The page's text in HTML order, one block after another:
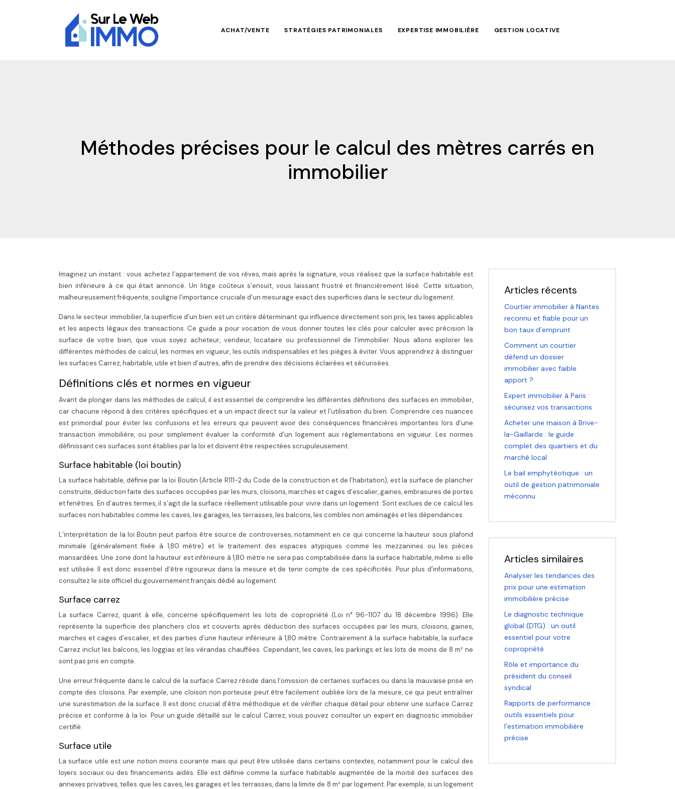
ACHAT/VENTE STRATÉGIES PATRIMONIALES EXPERTISE IMMOBILIÈRE GESTION LOCATIVE
Méthodes précises pour le calcul des mètres carrés en
immobilier
Imaginez un instant : vous achetez l’appartement de vos rêves, mais après la signature, vous réalisez que la surface habitable est
bien inférieure à ce qui était annoncé. Un litige coûteux s’ensuit, vous laissant frustré et financièrement lésé. Cette situation,
malheureusement fréquente, souligne l’importance cruciale d’un mesurage exact des superficies dans le secteur du logement.
Dans le secteur immobilier, la superficie d’un bien est un critère déterminant qui influence directement son prix, les taxes applicables
et les aspects légaux des transactions. Ce guide a pour vocation de vous donner toutes les clés pour calculer avec précision la
surface de votre bien, que vous soyez acheteur, vendeur, locataire ou professionnel de l’immobilier. Nous allons explorer les
différentes méthodes de calcul, les normes en vigueur, les outils indispensables et les pièges à éviter. Vous apprendrez à distinguer
les surfaces Carrez, habitable, utile et bien d’autres, afin de prendre des décisions éclairées et sécurisées.
Définitions clés et normes en vigueur
Avant de plonger dans les méthodes de calcul, il est essentiel de comprendre les différentes définitions des surfaces en immobilier,
car chacune répond à des critères spécifiques et a un impact direct sur la valeur et l’utilisation du bien. Comprendre ces nuances
est primordial pour éviter les confusions et les erreurs qui peuvent avoir des conséquences financières importantes lors d’une
transaction immobilière, ou pour simplement évaluer la conformité d’un logement aux réglementations en vigueur. Les normes
définissant ces surfaces sont établies par la loi et doivent être respectées scrupuleusement.
Surface habitable (loi boutin)
La surface habitable, définie par la loi Boutin (Article R111-2 du Code de la construction et de l’habitation), est la surface de plancher
construite, déduction faite des surfaces occupées par les murs, cloisons, marches et cages d’escalier, gaines, embrasures de portes
et fenêtres. En d’autres termes, il s’agit de la surface réellement utilisable pour vivre dans un logement. Sont exclues de ce calcul les
surfaces non habitables comme les caves, les garages, les terrasses, les balcons, les combles non aménagés et les dépendances.
L’interprétation de la loi Boutin peut parfois être source de controverses, notamment en ce qui concerne la hauteur sous plafond
minimale (généralement fixée à 1,80 mètre) et le traitement des espaces atypiques comme les mezzanines ou les pièces
mansardées. Une zone dont la hauteur est inférieure à 1,80 mètre ne sera pas comptabilisée dans la surface habitable, même si elle
est utilisée. Il est donc essentiel d’être rigoureux dans la mesure et de tenir compte de ces spécificités. Pour plus d’informations,
consultez le site officiel du gouvernement français dédié au logement.
Surface carrez
La surface Carrez, quant à elle, concerne spécifiquement les lots de copropriété (Loi n° 96-1107 du 18 décembre 1996). Elle
représente la superficie des planchers clos et couverts après déduction des surfaces occupées par les murs, cloisons, gaines,
marches et cages d’escalier, et des parties d’une hauteur inférieure à 1,80 mètre. Contrairement à la surface habitable, la surface
Carrez inclut les balcons, les loggias et les vérandas chauffées. Cependant, les caves, les parkings et les lots de moins de 8 m² ne
sont pas pris en compte.
Une erreur fréquente dans le calcul de la surface Carrez réside dans l’omission de certaines surfaces ou dans la mauvaise prise en
compte des cloisons. Par exemple, une cloison non porteuse peut être facilement oubliée lors de la mesure, ce qui peut entraîner
une surestimation de la surface. Il est donc crucial d’être méthodique et de vérifier chaque détail pour obtenir une surface Carrez
précise et conforme à la loi. Pour un guide détaillé sur le calcul Carrez, vous pouvez consulter un expert en diagnostic immobilier
certifié.
Surface utile
La surface utile est une notion moins courante mais qui peut être utilisée dans certains contextes, notamment pour le calcul des
loyers sociaux ou des financements aidés. Elle est définie comme la surface habitable augmentée de la moitié des surfaces des
annexes privatives, telles que les caves, les garages et les terrasses, dans la limite de 8 m² par logement. Par exemple, si un logement
Articles récents
Courtier immobilier à Nantes
reconnu et fiable pour un
bon taux d’emprunt
Comment un courtier
défend un dossier
immobilier avec faible
apport ?
Expert immobilier à Paris :
sécurisez vos transactions
Acheter une maison à Brive-
la-Gaillarde : le guide
complet des quartiers et du
marché local
Le bail emphytéotique : un
outil de gestion patrimoniale
méconnu
Articles similaires
Analyser les tendances des
prix pour une estimation
immobilière précise
Le diagnostic technique
global (DTG) : un outil
essentiel pour votre
copropriété
Rôle et importance du
président du conseil
syndical
Rapports de performance :
outils essentiels pour
l’estimation immobilière
précise